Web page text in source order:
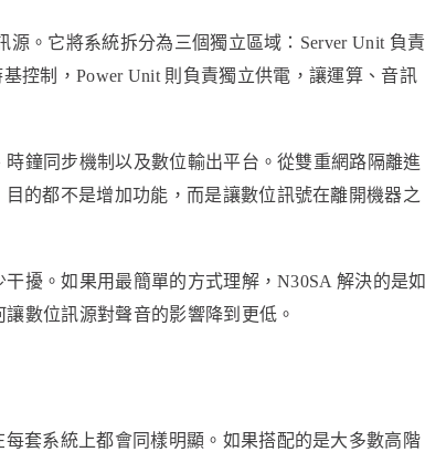
。它將系統拆分為三個獨立區域：Server Unit 負責
控制，Power Unit 則負責獨立供電，讓運算、音訊
鐘同步機制以及數位輸出平台。從雙重網路隔離進
的都不是增加功能，而是讓數位訊號在離開機器之
擾。如果用最簡單的方式理解，N30SA 解決的是如
數位訊源對聲音的影響降到更低。
套系統上都會同樣明顯。如果搭配的是大多數高階